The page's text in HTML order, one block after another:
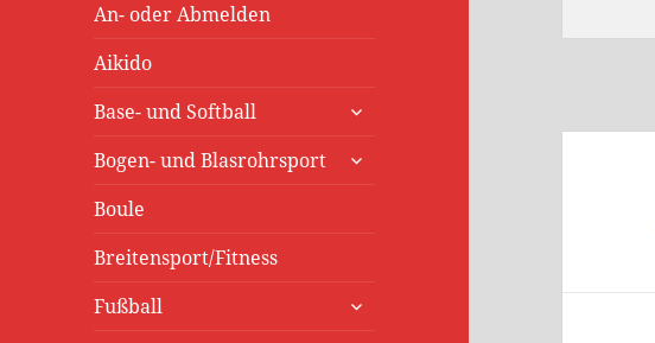
An- oder Abmelden
Aikido
Base- und Softball
untermenü
Bogen- und Blasrohrsport
untermenü
Boule
Breitensport/Fitness
Fußball
untermenü